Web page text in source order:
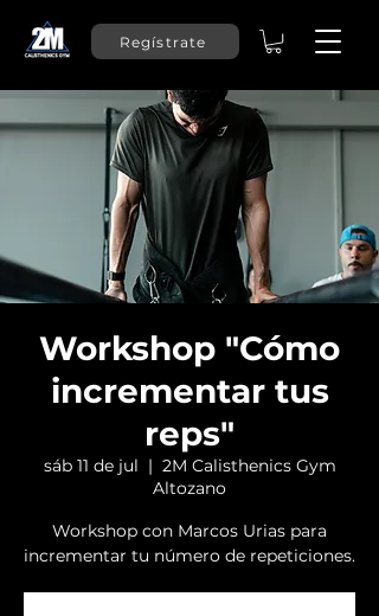
Regístrate
Workshop "Cómo
incrementar tus
reps"
sáb 11 de jul
  |
2M Calisthenics Gym
Altozano
Workshop con Marcos Urias para
incrementar tu número de repeticiones.